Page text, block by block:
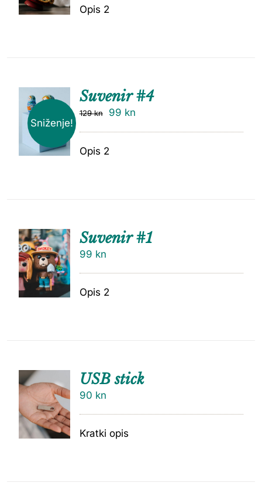
Opis 2
Sniženje!
DODAJ
Suvenir #4
129kn 99 kn
Opis 2
DODAJ
U
KOŠARI
CU
Suvenir #1
99 kn
Opis 2
DODAJ
CU
USB stick
90 kn
Kratki opis